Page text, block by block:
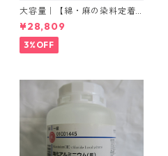
大容量｜【綿・麻の染料定着
向上剤】｜2kg×5本｜ライト
フィックスAコンク
¥28,809
3%OFF